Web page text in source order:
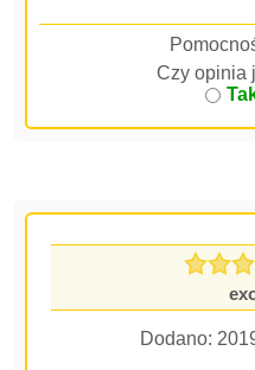
Czy opinia
Dodano: